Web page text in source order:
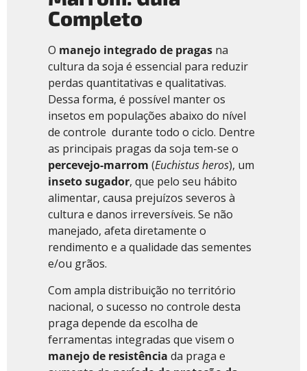
Completo
O manejo integrado de pragas na
cultura da soja é essencial para reduzir
perdas quantitativas e qualitativas.
Dessa forma, é possível manter os
insetos em populações abaixo do nível
de controle durante todo o ciclo. Dentre
as principais pragas da soja tem-se o
percevejo-marrom (Euchistusheros), um
inseto sugador, que pelo seu hábito
alimentar, causa prejuízos severos à
cultura e danos irreversíveis. Se não
manejado, afeta diretamente o
rendimento e a qualidade das sementes
e/ou grãos.
Com ampla distribuição no território
nacional, o sucesso no controle desta
praga depende da escolha de
ferramentas integradas que visem o
manejo de resistência da praga e